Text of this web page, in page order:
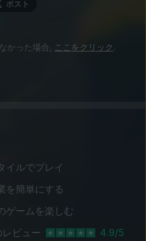
かった場合, ここをクリック .
イルでプレイ
を簡単にする
ゲームを楽しむ
ビュー 4.9/5